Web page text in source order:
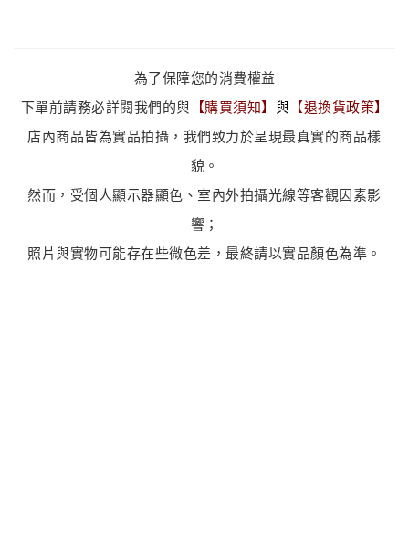
為了保障您的消費權益
下單前請務必詳閱我們的與 【購買須知】 與 【退換貨政策】
店內商品皆為實品拍攝，我們致力於呈現最真實的商品樣
貌。
然而，受個人顯示器顯色、室內外拍攝光線等客觀因素影
響；
照片與實物可能存在些微色差，最終請以實品顏色為準。